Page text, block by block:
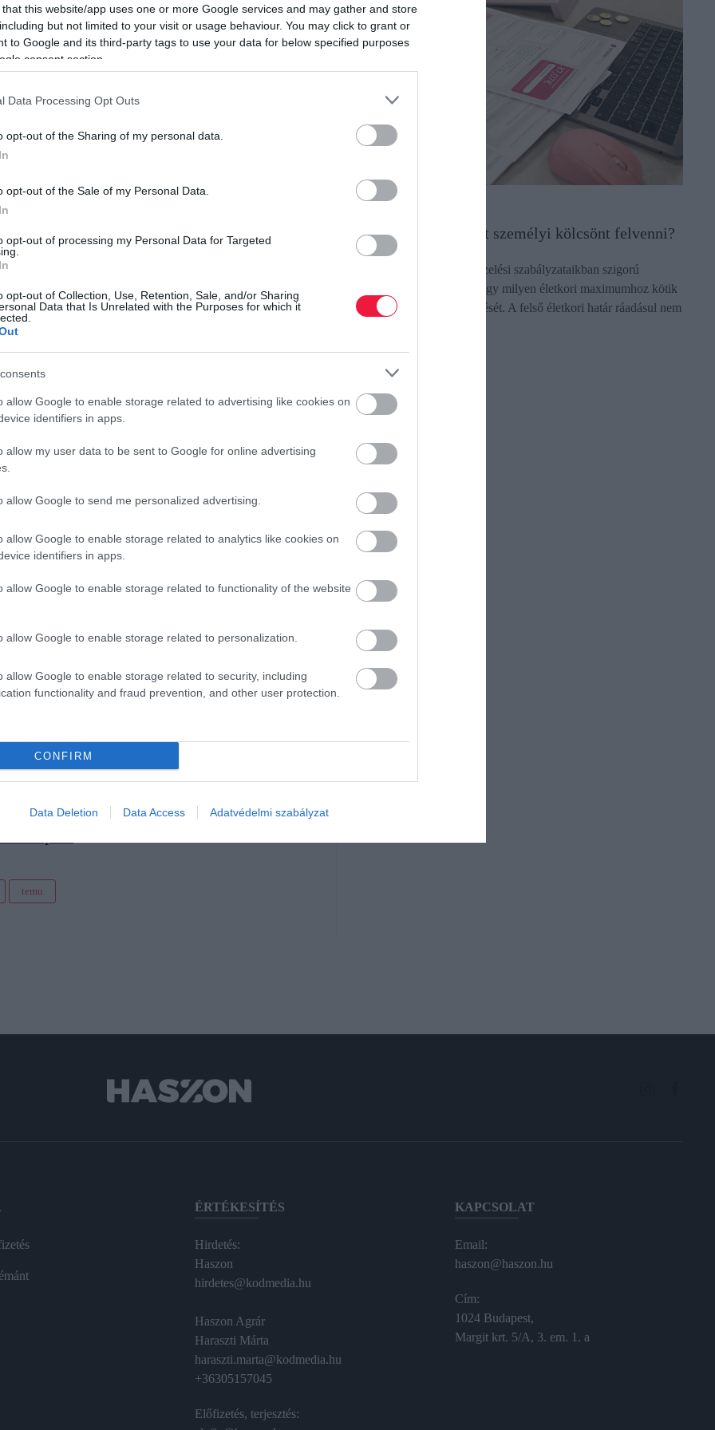
that this website/app uses one or more Google services and may gather and store
but not limited to your visit or usage behaviour. You may click to grant or
to Google and its third-party tags to use your data for below specified purposes
consent section.
Data Processing Opt Outs
opt-out of the Sharing of my personal data.
opt-out of the Sale of my Personal Data.
opt-out of processing my Personal Data for Targeted
opt-out of Collection, Use, Retention, Sale, and/or Sharing
Data that Is Unrelated with the Purposes for which it
allow Google to enable storage related to advertising like cookies on
identifiers in apps.
allow my user data to be sent to Google for online advertising
allow Google to send me personalized advertising.
allow Google to enable storage related to analytics like cookies on
identifiers in apps.
allow Google to enable storage related to functionality of the website
allow Google to enable storage related to personalization.
allow Google to enable storage related to security, including
functionality and fraud prevention, and other user protection.
CONFIRM
Data Deletion Data Access Adatvédelmi szabályzat
adnának a fogyasztóknak, másrészt
Van mire odafigyelni: 2025-ben csaknem hatmilliárd
beszámolóját a Világgazdaság.
nem rendelkező terméket találtak, amelyeket
kifogásolt árucikkek
megfelelő termékek aránya.
A lap példája szerint ha valaki négy terméket
összesen 12 euró értékben, a vám további 9 eurót
a játékra.
is kiszolgálja a vásárlókat, az új szabály ezekre a
rendelését, de a csomag csak júliusban érkezik meg,
vannak, a fogászatban is átrendezhetik
Versenyhivatal eljárásának eredményeként az
elismerte a feltárt jogsértéseket, és lemondott a
programot vállalt, valamint 2000 forint kompenzációt
és 2024 szeptembere között vásároltak a Temu
pénz
temu
Hány éves korig lehet személyi kölcsönt felvenni?
A bankok saját kockázatkezelési szabályzataikban szigorú
korlátokat szabnak meg, hogy milyen életkori maximumhoz kötik
a személyi kölcsön megítélését. A felső életkori határ ráadásul nem
ÉRTÉKESÍTÉS
Hirdetés:
Haszon
hirdetes@kodmedia.hu
Haszon Agrár
Haraszti Márta
haraszti.marta@kodmedia.hu
+36305157045
Előfizetés, terjesztés:
KAPCSOLAT
Email:
haszon@haszon.hu
Cím:
1024 Budapest,
Margit krt. 5/A, 3. em. 1. a